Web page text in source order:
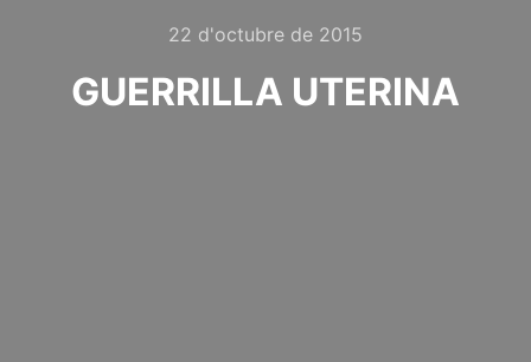
22 d'octubre de 2015
GUERRILLA UTERINA